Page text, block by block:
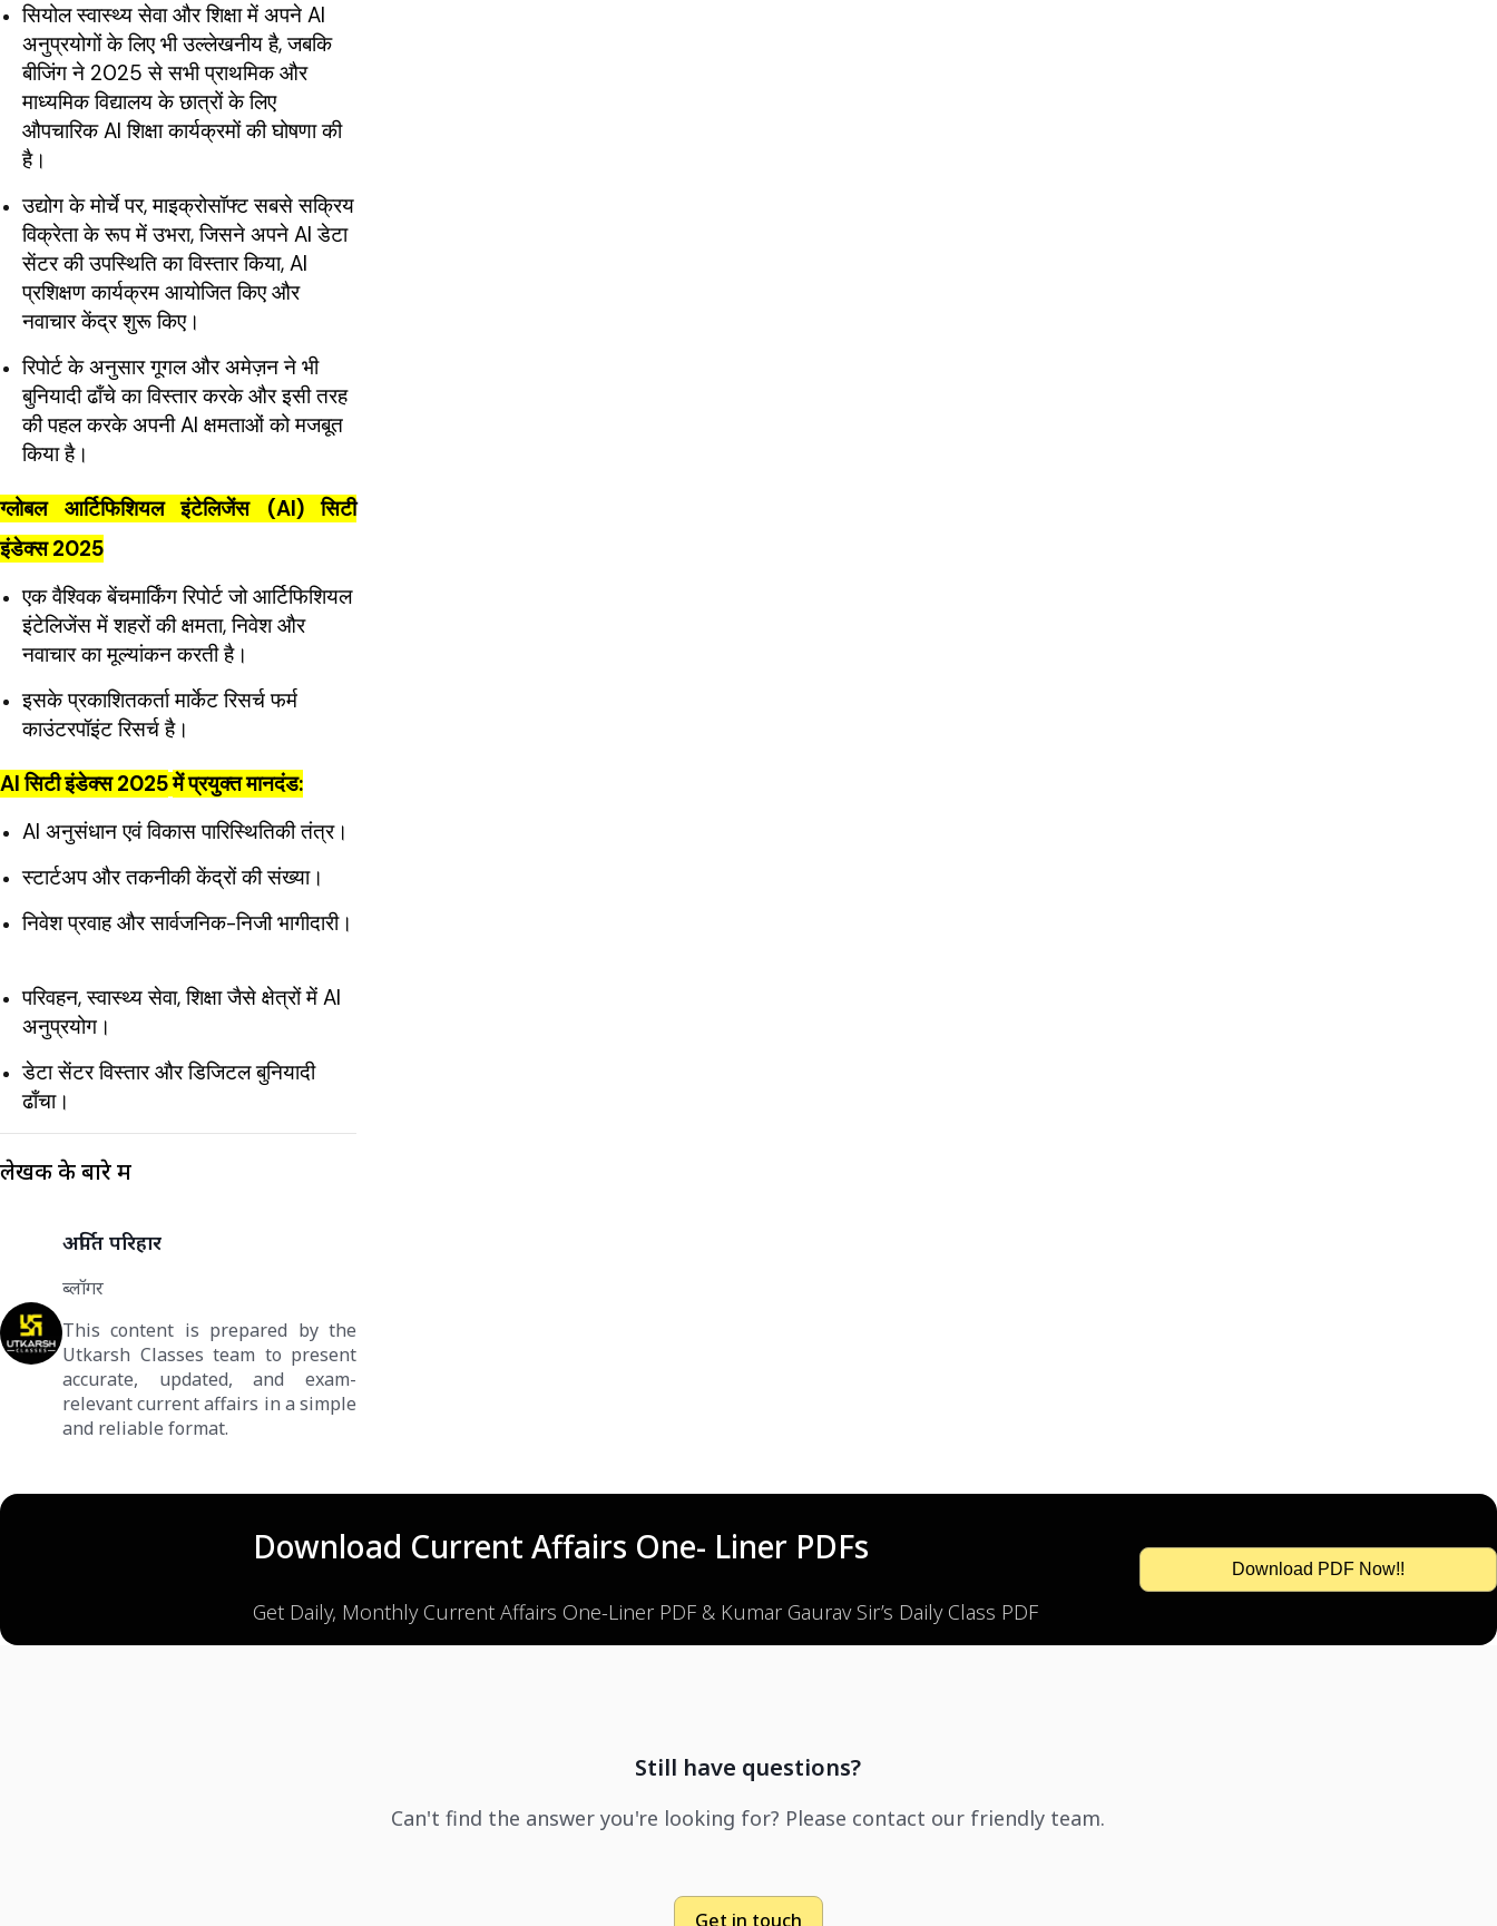
सियोल स्वास्थ्य सेवा और शिक्षा में अपने AI
अनुप्रयोगों के लिए भी उल्लेखनीय है, जबकि
बीजिंग ने 2025 से सभी प्राथमिक और
माध्यमिक विद्यालय के छात्रों के लिए
औपचारिक AI शिक्षा कार्यक्रमों की घोषणा की
है।
उद्योग के मोर्चे पर, माइक्रोसॉफ्ट सबसे सक्रिय
विक्रेता के रूप में उभरा, जिसने अपने AI डेटा
सेंटर की उपस्थिति का विस्तार किया, AI
प्रशिक्षण कार्यक्रम आयोजित किए और
नवाचार केंद्र शुरू किए।
रिपोर्ट के अनुसार गूगल और अमेज़न ने भी
बुनियादी ढाँचे का विस्तार करके और इसी तरह
की पहल करके अपनी AI क्षमताओं को मजबूत
किया है।
ग्लोबल आर्टिफिशियल इंटेलिजेंस (AI) सिटी
इंडेक्स 2025
एक वैश्विक बेंचमार्किंग रिपोर्ट जो आर्टिफिशियल
इंटेलिजेंस में शहरों की क्षमता, निवेश और
नवाचार का मूल्यांकन करती है।
इसके प्रकाशितकर्ता मार्केट रिसर्च फर्म
काउंटरपॉइंट रिसर्च है।
AI सिटी इंडेक्स 2025में प्रयुक्त मानदंड:
AI अनुसंधान एवं विकास पारिस्थितिकी तंत्र।
स्टार्टअप और तकनीकी केंद्रों की संख्या।
निवेश प्रवाह और सार्वजनिक-निजी भागीदारी।
परिवहन, स्वास्थ्य सेवा, शिक्षा जैसे क्षेत्रों में AI
अनुप्रयोग।
डेटा सेंटर विस्तार और डिजिटल बुनियादी
ढाँचा।
लेखक के बारे में
अर्पित परिहार
ब्लॉगर
This content is prepared by the
Utkarsh Classes team to present
accurate, updated, and exam-
relevant current affairs in a simple
and reliable format.
Download Current Affairs One- Liner PDFs
Get Daily, Monthly Current Affairs One-Liner PDF & Kumar Gaurav Sir’s Daily Class PDF
Download PDF Now!!
Still have questions?
Can't find the answer you're looking for? Please contact our friendly team.
Get in touch